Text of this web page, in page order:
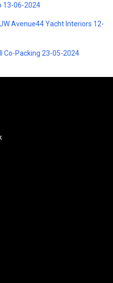
13-06-2024
Avenue44 Yacht Interiors 12-
Co-Packing 23-05-2024